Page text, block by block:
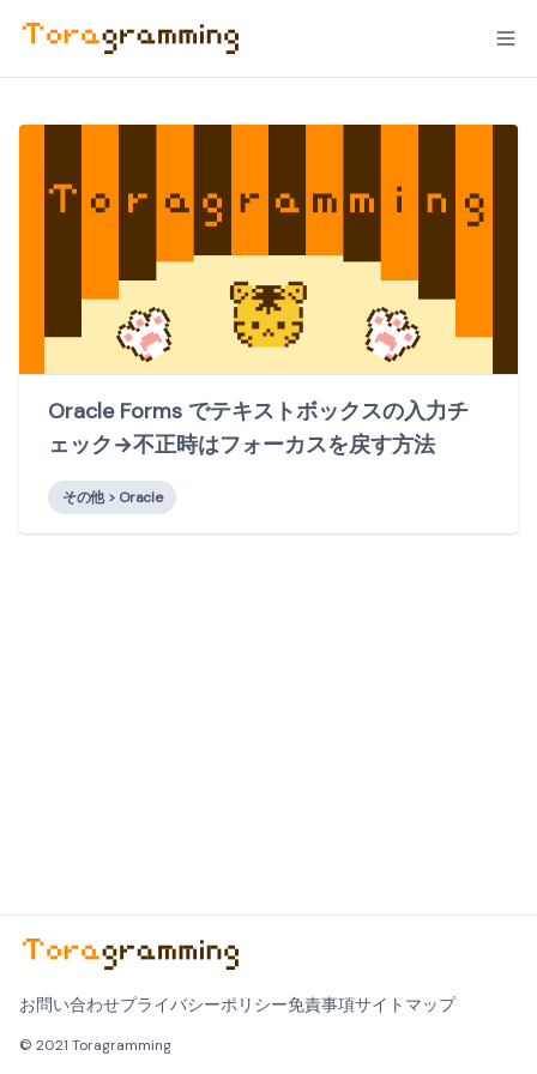
Oracle Forms でテキストボックスの入力チ
ェック→不正時はフォーカスを戻す方法
その他 > Oracle
お問い合わせプライバシーポリシー免責事項サイトマップ
© 2021 Toragramming